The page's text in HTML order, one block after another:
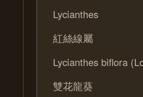
Lycianthes
紅絲線屬
Lycianthes biflora
雙花龍葵